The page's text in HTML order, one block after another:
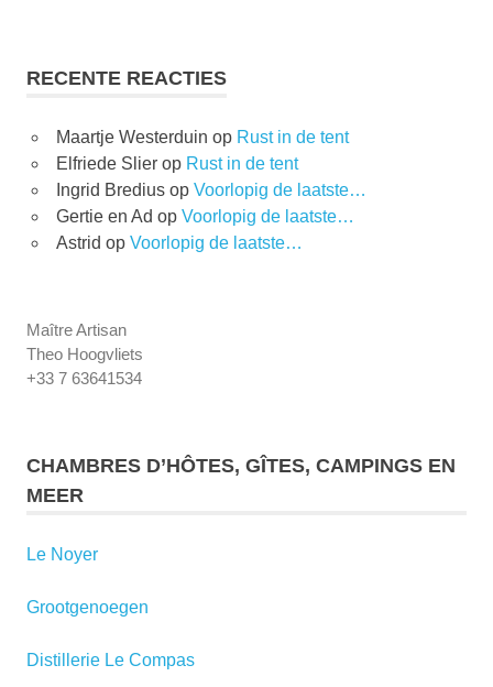
RECENTE REACTIES
Maartje Westerduin op Rust in de tent
Elfriede Slierop Rust in de tent
Ingrid Brediusop Voorlopig de laatste…
Gertie en Ad op Voorlopig de laatste…
Astrid op Voorlopig de laatste…
Maître Artisan
Theo Hoogvliets
+33 7 63641534
CHAMBRES D’HÔTES, GÎTES, CAMPINGS EN
MEER
Le Noyer
Grootgenoegen
Distillerie Le Compas